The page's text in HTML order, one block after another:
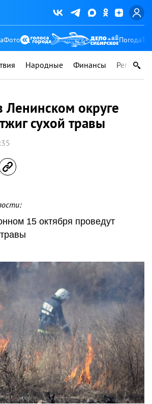
Фото Погода
Народные Финансы Регионы
Ленинском округе
сухой травы
15 октября проведут